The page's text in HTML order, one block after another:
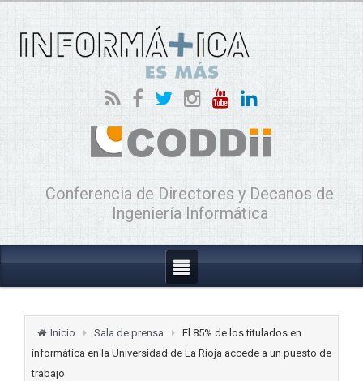
Conferencia de Directores y Decanos de
Ingeniería Informática
Inicio Sala de prensa
El 85% de los titulados en
informática en la Universidad de La Rioja accede a un puesto de
trabajo